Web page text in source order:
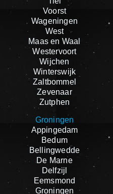
Voorst
Wageningen
West
Maas en Waal
Westervoort
Wijchen
Winterswijk
Zaltbommel
Zevenaar
Zutphen
Groningen
Appingedam
Bedum
Bellingwedde
De Marne
Delfzijl
Eemsmond
Groningen